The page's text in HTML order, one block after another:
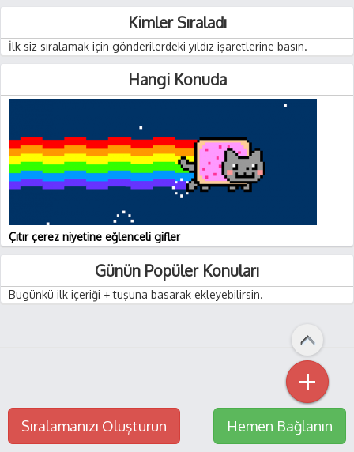
Hemen Bağlanın
Sıralamanızı Oluşturun
+
Kimler Sıraladı
İlk siz sıralamak için gönderilerdeki yıldız işaretlerine basın.
Hangi Konuda
Çıtır çerez niyetine eğlenceli gifler
Günün Popüler Konuları
Bugünkü ilk içeriği + tuşuna basarak ekleyebilirsin.